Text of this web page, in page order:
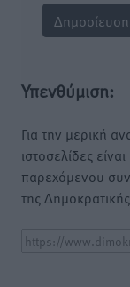
Υπενθύμιση:
Για την μερική
ιστοσελίδες
παρεχόμενου
της